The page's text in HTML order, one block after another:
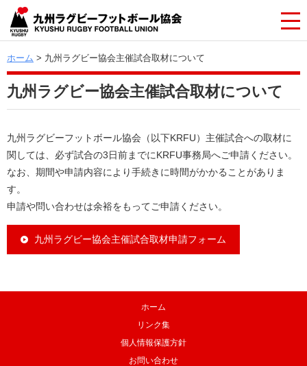
ホーム > 九州ラグビー協会主催試合取材について
九州ラグビー協会主催試合取材について
九州ラグビーフットボール協会（以下KRFU）主催試合への取材に
関しては、必ず試合の3日前までにKRFU事務局へご申請ください。
なお、期間や申請内容により手続きに時間がかかることがありま
す。
申請や問い合わせは余裕をもってご申請ください。
九州ラグビー協会主催試合取材申請フォーム
ホーム
リンク集
個人情報保護方針
お問い合わせ